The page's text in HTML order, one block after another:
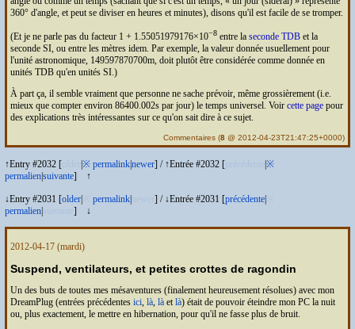
360° d'angle, et peut se diviser en heures et minutes), disons qu'il est facile de se tromper.
(Et je ne parle pas du facteur 1 + 1.55051979176×10−8entre la seconde TDBet la
seconde SI, ou entre les mètres idem. Par exemple, la valeur donnée usuellement pour
l'unité astronomique, 149597870700m, doit plutôt être considérée comme donnée en
unités TDBqu'en unités SI.)
À part ça, il semble vraiment que personne ne sache prévoir, même grossièrement (i.e.
mieux que compter environ 86400.002s par jour) le temps universel. Voir cette pagepour
des explications très intéressantes sur ce qu'on sait dire à ce sujet.
Commentaires (8 @ 2012-04-23T21:47:25+0000)
↑Entry #2032 [ |※ permalink|newer] / ↑Entrée #2032 [ |※
permalien|suivante] ↑
↓Entry #2031 [older| permalink| ] / ↓Entrée #2031 [précédente|
permalien| ] ↓
2012-04-17(mardi)
Suspend, ventilateurs, et petites crottes de ragondin
Un des buts de toutes mes mésaventures (finalement heureusement résolues) avec mon
DreamPlug (entrées précédentes ici, là, làetlà) était de pouvoir éteindre mon PCla nuit
ou, plus exactement, le mettre en hibernation, pour qu'il ne fasse plus de bruit.